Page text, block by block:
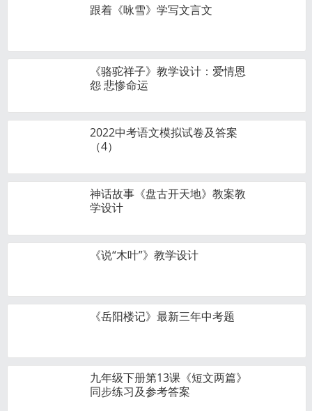
跟着《咏雪》学写文言文
《骆驼祥子》教学设计：爱情恩
怨 悲惨命运
2022中考语文模拟试卷及答案
（4）
神话故事《盘古开天地》教案教
学设计
《说“木叶”》教学设计
《岳阳楼记》最新三年中考题
九年级下册第13课《短文两篇》
同步练习及参考答案